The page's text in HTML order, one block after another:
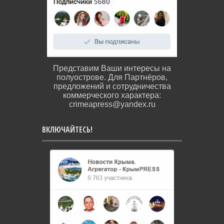
Представим Ваши интересы на
полуострове. Для Партнёров,
предложений и сотрудничества
коммерческого характера:
crimeapress@yandex.ru
ВКЛЮЧАЙТЕСЬ!